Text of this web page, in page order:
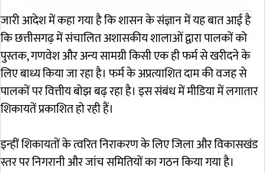
जारी आदेश में कहा गया है कि शासन के संज्ञान में यह बात आई है
कि छत्तीसगढ़ में संचालित अशासकीय शालाओं द्वारा पालकों को
पुस्तक, गणवेश और अन्य सामग्री किसी एक ही फर्म से खरीदने के
लिए बाध्य किया जा रहा है। फर्म के अप्रत्याशित दाम की वजह से
पालकों पर वित्तीय बोझ बढ़ रहा है। इस संबंध में मीडिया में लगातार
शिकायतें प्रकाशित हो रही हैं।
इन्हीं शिकायतों के त्वरित निराकरण के लिए जिला और विकासखंड
स्तर पर निगरानी और जांच समितियों का गठन किया गया है।